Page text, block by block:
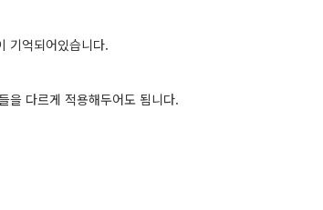
기억되어있습니다.
다르게 적용해두어도 됨니다.